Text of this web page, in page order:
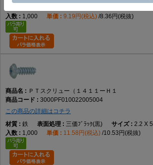
1,000
9.19円(税込) 8.36円(税抜)
ＰＴスクリュー（１４１１ーＨ１
3000PF010022005004
この商品の詳細はコチラ
鉄
三価ﾌﾞﾗｯｸ(黒) 2.2 X 5
1,000
11.58円(税込) 10.53円(税抜)